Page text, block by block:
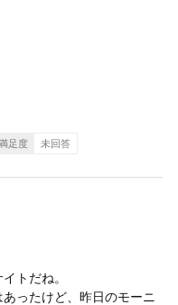
足度 未回答
トだね。
ったけど、昨日のモーニ